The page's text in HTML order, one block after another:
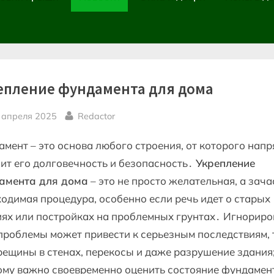
фундамента для дома
2025 By
Redactor
– это основа любого строения, от которого
его долговечность и безопасность․ Укрепление
для дома – это не просто желательная, а
процедура, особенно если речь идет о старых
или постройках на проблемных грунтах․
может привести к серьезным последствиям,
в стенах, перекосы и даже разрушение
важно своевременно оценить состояние